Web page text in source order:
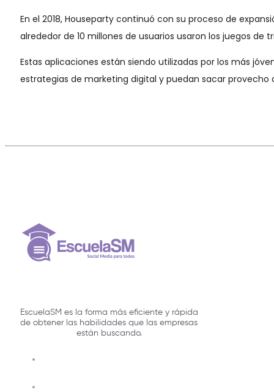
En el 2018, Houseparty continuó con su proceso de
alrededor de 10 millones de usuarios usaron los juegos de
Estas aplicaciones están siendo utilizadas por los más
estrategias de marketing digital y puedan sacar
EscuelaSM es la forma más eficiente y rápida
de obtener las habilidades que las empresas
están buscando.